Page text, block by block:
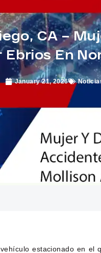
CA –
En
January 21, 2026
estacionado en el